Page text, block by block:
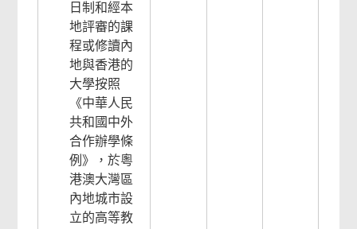
日制和經本
地評審的課
程或修讀內
地與香港的
大學按照
《中華人民
共和國中外
合作辦學條
例》，於粵
港澳大灣區
內地城市設
立的高等教